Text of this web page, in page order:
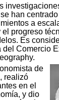
han
a
el progreso
Es
del Comercio
de
realizó
en el
y dio